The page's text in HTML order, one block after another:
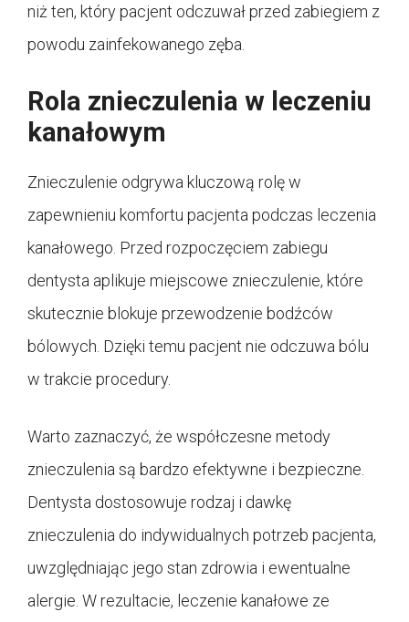
niż ten, który pacjent odczuwał przed zabiegiem z
powodu zainfekowanego zęba.
Rola znieczulenia w leczeniu
kanałowym
Znieczulenie odgrywa kluczową rolę w
zapewnieniu komfortu pacjenta podczas leczenia
kanałowego. Przed rozpoczęciem zabiegu
dentysta aplikuje miejscowe znieczulenie, które
skutecznie blokuje przewodzenie bodźców
bólowych. Dzięki temu pacjent nie odczuwa bólu
w trakcie procedury.
Warto zaznaczyć, że współczesne metody
znieczulenia są bardzo efektywne i bezpieczne.
Dentysta dostosowuje rodzaj i dawkę
znieczulenia do indywidualnych potrzeb pacjenta,
uwzględniając jego stan zdrowia i ewentualne
alergie. W rezultacie, leczenie kanałowe ze